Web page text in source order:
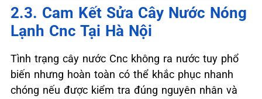
2.3. Cam Kết Sửa Cây Nước Nóng
Lạnh Cnc Tại Hà Nội
Tình trạng cây nước Cnc không ra nước tuy phổ
biến nhưng hoàn toàn có thể khắc phục nhanh
chóng nếu được kiểm tra đúng nguyên nhân và